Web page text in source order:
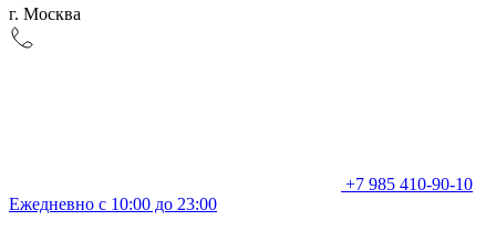
г. Москва
+7 985 410-90-10
Ежедневно с 10:00 до 23:00